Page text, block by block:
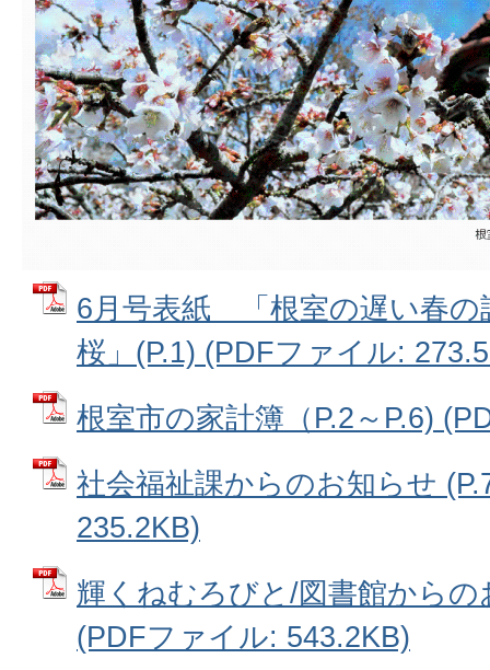
6月号表紙 「根室の遅い春の
桜」(P.1) (PDFファイル:
根室市の家計簿（P.2～P.6)
社会福祉課からのお知らせ
235.2KB)
輝くねむろびと/図書館からの
(PDFファイル: 543.2KB)